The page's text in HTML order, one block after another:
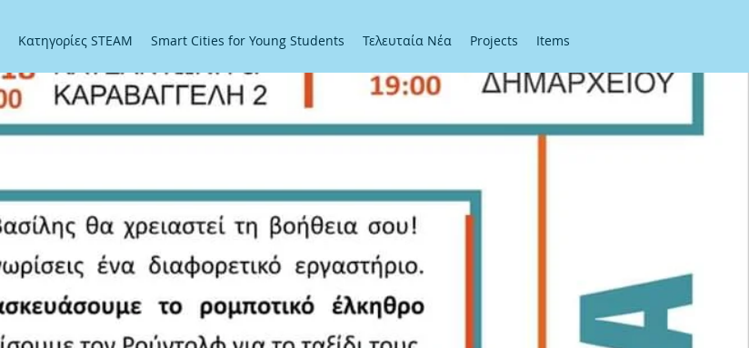
Κατηγορίες STEAM Smart Cities for Young Students Τελευταία Νέα Projects Items